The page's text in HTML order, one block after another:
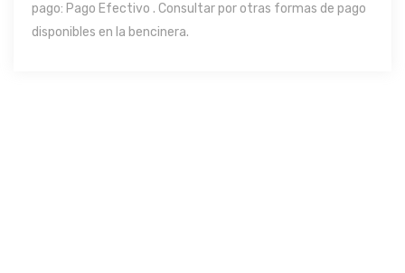
pago: Pago Efectivo . Consultar por otras formas de pago
disponibles en la bencinera.